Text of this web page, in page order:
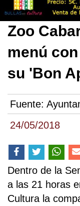
24/05/2018
Zoo
menú
su 'Bon
Fuente:
Dentro de la
a las 21 horas
Cultura la